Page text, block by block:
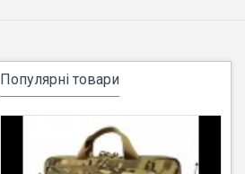
Популярні товари